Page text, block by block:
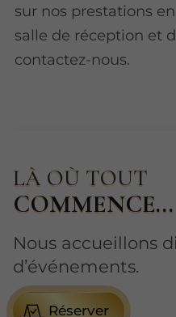
sur nos prestations
salle de réception et
contactez-nous.
LÀ OÙ TOUT
COMMENCE...
Nous accueillons
d’événements.
Réserver